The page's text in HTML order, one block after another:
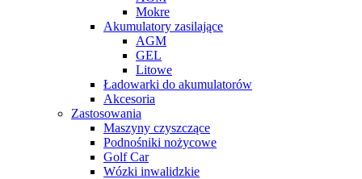
Mokre
Akumulatory zasilające
AGM
GEL
Litowe
Ładowarki do akumulatorów
Akcesoria
Zastosowania
Maszyny czyszczące
Podnośniki nożycowe
Golf Car
Wózki inwalidzkie